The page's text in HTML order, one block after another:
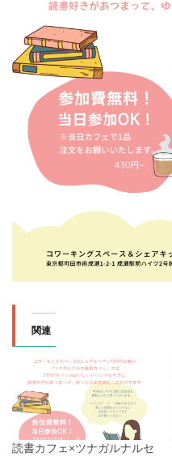
関連
読書カフェ×ツナガルナルセ